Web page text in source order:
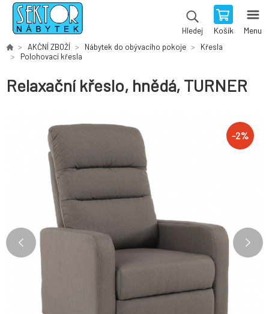
Hledej Košík Menu
AKČNÍ ZBOŽÍ Nábytek do obývacího pokoje
Křesla
Polohovací křesla
Relaxační křeslo, hnědá, TURNER
-2%